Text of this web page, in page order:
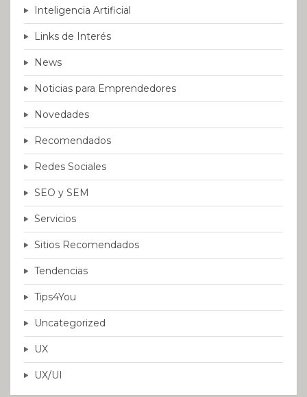
Inteligencia Artificial
Links de Interés
News
Noticias para Emprendedores
Novedades
Recomendados
Redes Sociales
SEO y SEM
Servicios
Sitios Recomendados
Tendencias
Tips4You
Uncategorized
UX
UX/UI